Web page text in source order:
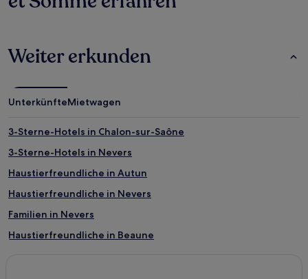
Weiter erkunden
UnterkünfteMietwagen
3-Sterne-Hotels in Chalon-sur-Saône
3-Sterne-Hotels in Nevers
Haustierfreundliche in Autun
Haustierfreundliche in Nevers
Familien in Nevers
Haustierfreundliche in Beaune